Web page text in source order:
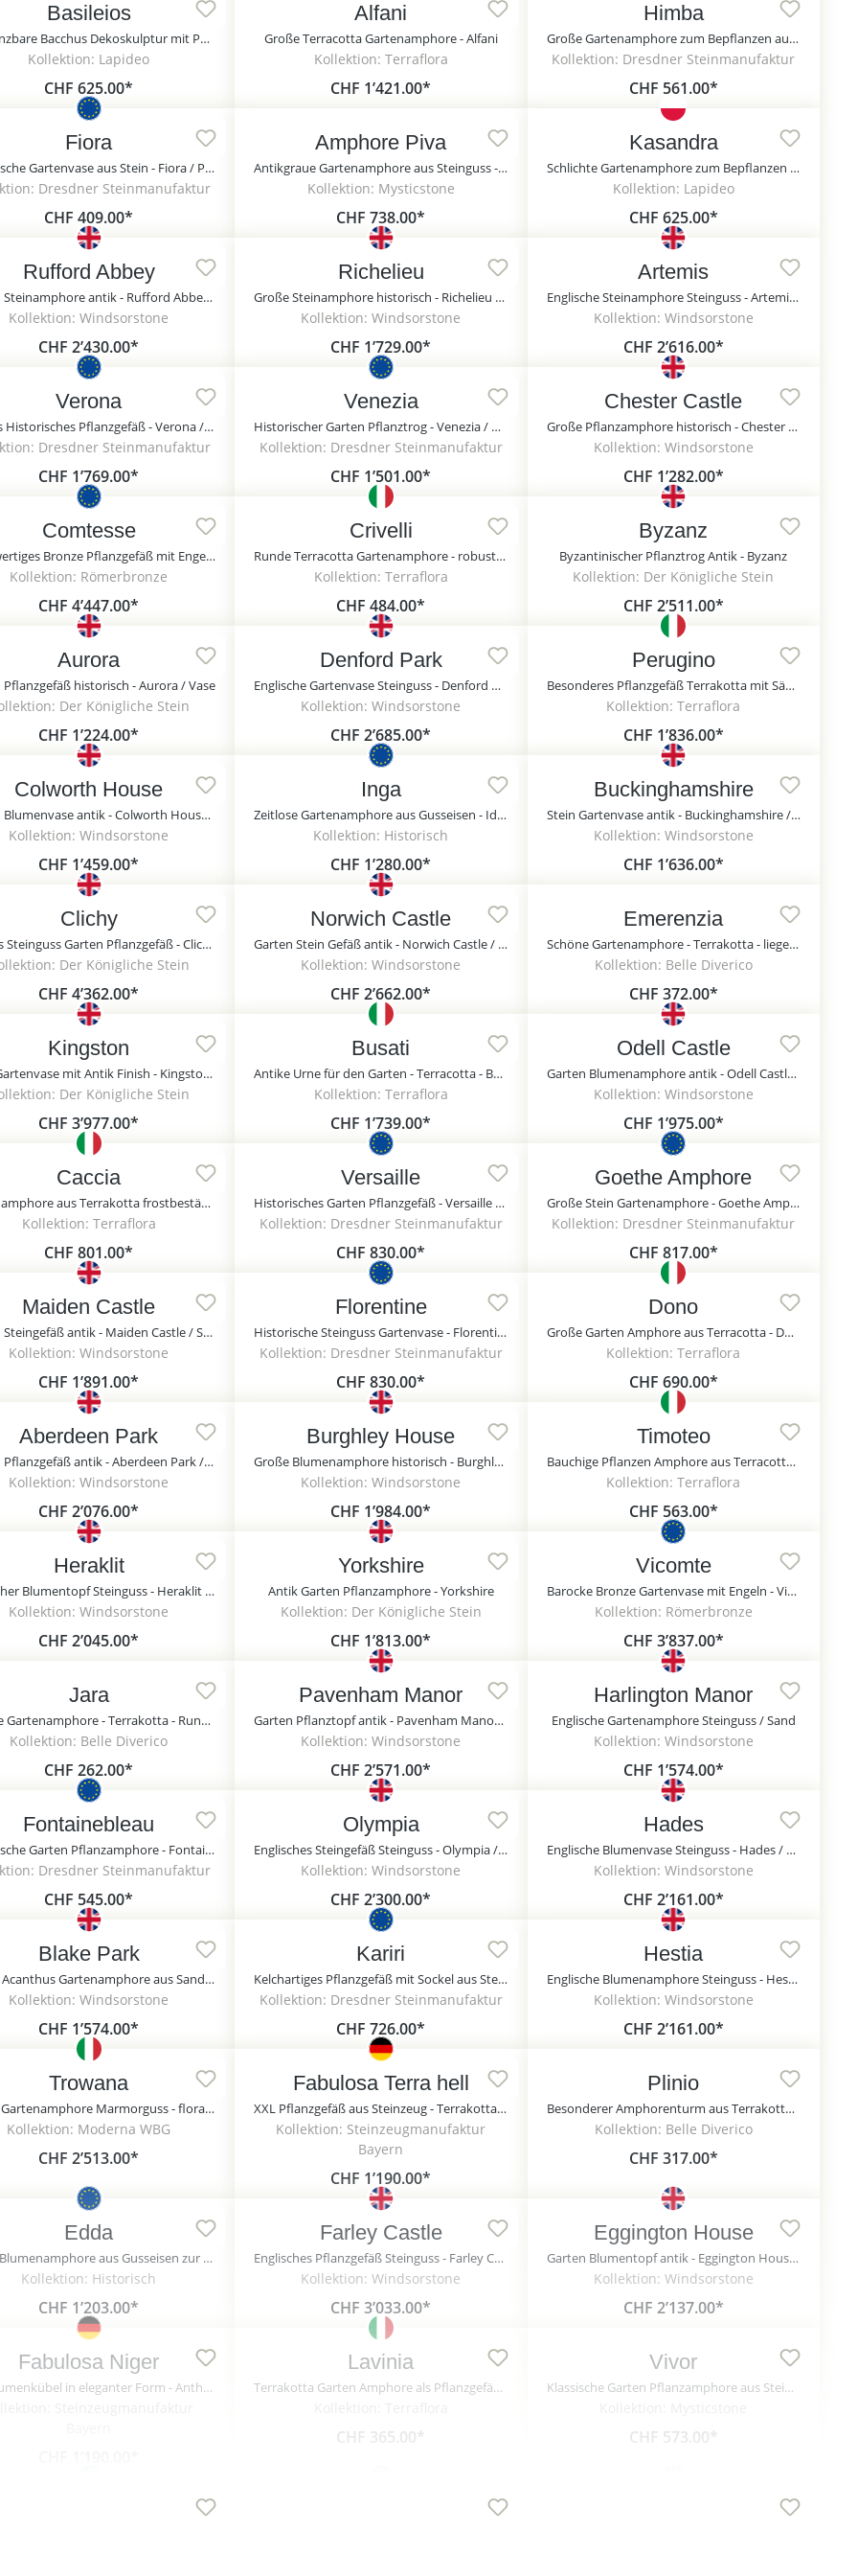
Basileios
Bepflanzbare Bacchus Dekoskulptur mit Pflanztopf - Basileios / Etna
Kollektion: Lapideo
CHF 625.00*
Alfani
Große Terracotta Gartenamphore - Alfani
Kollektion: Terraflora
CHF 1’421.00*
Himba
Große Gartenamphore zum Bepflanzen aus Steinguss - Himba / Portland weiß
Kollektion: Dresdner Steinmanufaktur
CHF 561.00*
Fiora
Historische Gartenvase aus Stein - Fiora / Portland weiß
Dresdner Steinmanufaktur
CHF 409.00*
Amphore Piva
Antikgraue Gartenamphore aus Steinguss - Amphore Piva
Kollektion: Mysticstone
CHF 738.00*
Kasandra
Schlichte Gartenamphore zum Bepflanzen mit dekorativen Griffen - Kasandra / Olimpia
Kollektion: Lapideo
CHF 625.00*
Rufford Abbey
Garten Steinamphore antik - Rufford Abbey / Sand
Kollektion: Windsorstone
CHF 2’430.00*
Richelieu
Große Steinamphore historisch - Richelieu / Sand
Kollektion: Windsorstone
CHF 1’729.00*
Artemis
Englische Steinamphore Steinguss - Artemis / Sand / 94,5x48 cm (DmxH)
Kollektion: Windsorstone
CHF 2’616.00*
Verona
Großes Historisches Pflanzgefäß - Verona / Portland weiß
Dresdner Steinmanufaktur
CHF 1’769.00*
Venezia
Historischer Garten Pflanztrog - Venezia / Portland weiß
Kollektion: Dresdner Steinmanufaktur
CHF 1’501.00*
Chester Castle
Große Pflanzamphore historisch - Chester Castle / Sand
Kollektion: Windsorstone
CHF 1’282.00*
Comtesse
Hochwertiges Bronze Pflanzgefäß mit Engeln
Kollektion: Römerbronze
CHF 4’447.00*
Crivelli
Runde Terracotta Gartenamphore - robust - Crivelli
Kollektion: Terraflora
CHF 484.00*
Byzanz
Byzantinischer Pflanztrog Antik - Byzanz
Kollektion: Der Königliche Stein
CHF 2’511.00*
Aurora
Pflanzgefäß historisch - Aurora / Vase
Der Königliche Stein
CHF 1’224.00*
Denford Park
Englische Gartenvase Steinguss - Denford Park / Sand
Kollektion: Windsorstone
CHF 2’685.00*
Perugino
Besonderes Pflanzgefäß Terrakotta mit Säule - Perugino
Kollektion: Terraflora
CHF 1’836.00*
Colworth House
Garten Blumenvase antik - Colworth House / Sand
Kollektion: Windsorstone
CHF 1’459.00*
Inga
Zeitlose Gartenamphore aus Gusseisen - Ideal zur Stadtgestaltung - Inga / Grün
Kollektion: Historisch
CHF 1’280.00*
Buckinghamshire
Stein Gartenvase antik - Buckinghamshire / Sand
Kollektion: Windsorstone
CHF 1’636.00*
Clichy
Antikes Steinguss Garten Pflanzgefäß - Clichy
Der Königliche Stein
CHF 4’362.00*
Norwich Castle
Garten Stein Gefäß antik - Norwich Castle / Sand
Kollektion: Windsorstone
CHF 2’662.00*
Emerenzia
Schöne Gartenamphore - Terrakotta - liegend - Emerenzia
Kollektion: Belle Diverico
CHF 372.00*
Kingston
Deko Gartenvase mit Antik Finish - Kingston / Vase
Der Königliche Stein
CHF 3’977.00*
Busati
Antike Urne für den Garten - Terracotta - Busati
Kollektion: Terraflora
CHF 1’739.00*
Odell Castle
Garten Blumenamphore antik - Odell Castle / Sand
Kollektion: Windsorstone
CHF 1’975.00*
Caccia
Gartenamphore aus Terrakotta frostbeständig - Caccia
Kollektion: Terraflora
CHF 801.00*
Versaille
Historisches Garten Pflanzgefäß - Versaille / Portland weiß
Kollektion: Dresdner Steinmanufaktur
CHF 830.00*
Goethe Amphore
Große Stein Gartenamphore - Goethe Amphore / Portland weiß
Kollektion: Dresdner Steinmanufaktur
CHF 817.00*
Maiden Castle
Garten Steingefäß antik - Maiden Castle / Sand
Kollektion: Windsorstone
CHF 1’891.00*
Florentine
Historische Steinguss Gartenvase - Florentine / Portland weiß
Kollektion: Dresdner Steinmanufaktur
CHF 830.00*
Dono
Große Garten Amphore aus Terracotta - Dono
Kollektion: Terraflora
CHF 690.00*
Aberdeen Park
Garten Pflanzgefäß antik - Aberdeen Park / Sand
Kollektion: Windsorstone
CHF 2’076.00*
Burghley House
Große Blumenamphore historisch - Burghley House / Sand
Kollektion: Windsorstone
CHF 1’984.00*
Timoteo
Bauchige Pflanzen Amphore aus Terracotta - Timoteo
Kollektion: Terraflora
CHF 563.00*
Heraklit
Englischer Blumentopf Steinguss - Heraklit / Sand / 76x62,2 cm (DmxH)
Kollektion: Windsorstone
CHF 2’045.00*
Yorkshire
Antik Garten Pflanzamphore - Yorkshire
Kollektion: Der Königliche Stein
CHF 1’813.00*
Vicomte
Barocke Bronze Gartenvase mit Engeln - Vicomte
Kollektion: Römerbronze
CHF 3’837.00*
Jara
Schöne Gartenamphore - Terrakotta - Rund - Jara
Kollektion: Belle Diverico
CHF 262.00*
Pavenham Manor
Garten Pflanztopf antik - Pavenham Manor / Sand
Kollektion: Windsorstone
CHF 2’571.00*
Harlington Manor
Englische Gartenamphore Steinguss / Sand
Kollektion: Windsorstone
CHF 1’574.00*
Fontainebleau
Historische Garten Pflanzamphore - Fontainebleau / Portland weiß
Dresdner Steinmanufaktur
CHF 545.00*
Olympia
Englisches Steingefäß Steinguss - Olympia / Sand
Kollektion: Windsorstone
CHF 2’300.00*
Hades
Englische Blumenvase Steinguss - Hades / Sand / 62,5x79 cm (DmxH)
Kollektion: Windsorstone
CHF 2’161.00*
Blake Park
Runde Acanthus Gartenamphore aus Sandstein - Blake Park / Sand
Kollektion: Windsorstone
CHF 1’574.00*
Kariri
Kelchartiges Pflanzgefäß mit Sockel aus Steinguss - Kariri / Portland weiß
Kollektion: Dresdner Steinmanufaktur
CHF 726.00*
Hestia
Englische Blumenamphore Steinguss - Hestia / Sand
Kollektion: Windsorstone
CHF 2’161.00*
Trowana
Antike Gartenamphore Marmorguss - florale Ornamente - Trowana
Kollektion: Moderna WBG
CHF 2’513.00*
Fabulosa Terra hell
XXL Pflanzgefäß aus Steinzeug - Terrakotta - Elegante Form - Frostsicher - Rund - Fabulosa Terra hell
Kollektion: Steinzeugmanufaktur
Bayern
CHF 1’190.00*
Plinio
Besonderer Amphorenturm aus Terrakotta - Plinio
Kollektion: Belle Diverico
CHF 317.00*
Edda
Kleine Blumenamphore aus Gusseisen zur Gartendekoration - Edda / Grün
Kollektion: Historisch
CHF 1’203.00*
Farley Castle
Englisches Pflanzgefäß Steinguss - Farley Castle / Sand
Kollektion: Windsorstone
CHF 3’033.00*
Eggington House
Garten Blumentopf antik - Eggington House / Sand
Kollektion: Windsorstone
CHF 2’137.00*
Fabulosa Niger
XXL Blumenkübel in eleganter Form - Anthrazit - Rund - Fabulosa Niger
Lavinia
Terrakotta Garten Amphore als Pflanzgefäß - Lavinia
CHF 365.00*
Vivor
Klassische Garten Pflanzamphore aus Stein - Vivor
CHF 573.00*